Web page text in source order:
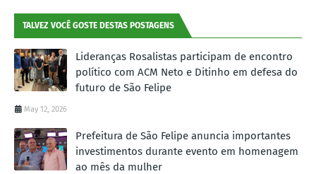
TALVEZ VOCÊ GOSTE DESTAS POSTAGENS
Lideranças Rosalistas participam de encontro
político com ACM Neto e Ditinho em defesa do
futuro de São Felipe
May 12, 2026
Prefeitura de São Felipe anuncia importantes
investimentos durante evento em homenagem
ao mês da mulher